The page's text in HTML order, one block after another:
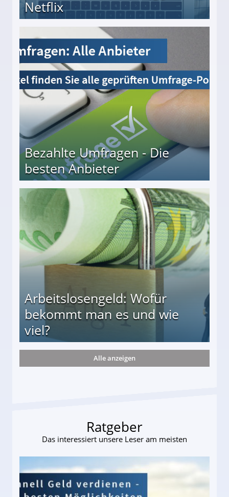
Netflix
Bezahlte Umfragen - Die
besten Anbieter
Arbeitslosengeld: Wofür
bekommt man es und wie
viel?
und wie viel?
Alle anzeigen
Ratgeber
Das interessiert unsere Leser am meisten